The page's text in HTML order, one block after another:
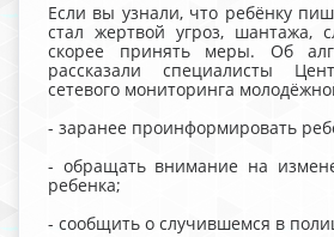
Если вы узнали, что ребёнку
стал жертвой угроз, шантажа,
скорее принять меры. Об
рассказали специалисты
сетевого мониторинга
- заранее проинформировать
- обращать внимание на
ребенка;
- сообщить о случившемся в